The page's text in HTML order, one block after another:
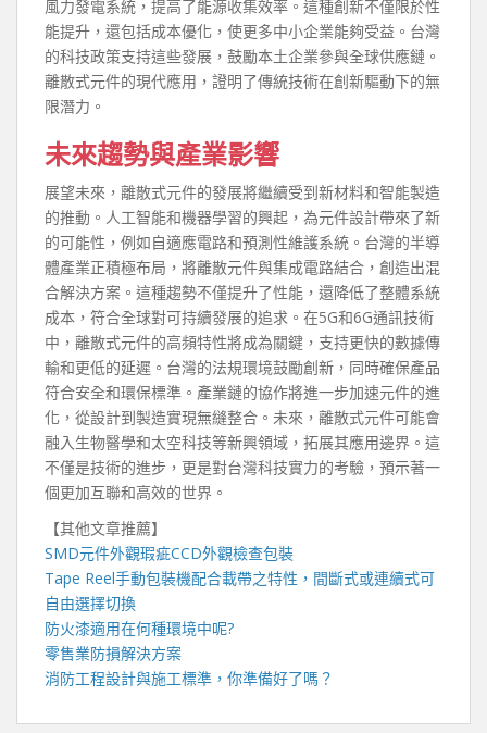
風力發電系統，提高了能源收集效率。這種創新不僅限於性
能提升，還包括成本優化，使更多中小企業能夠受益。台灣
的科技政策支持這些發展，鼓勵本土企業參與全球供應鏈。
離散式元件的現代應用，證明了傳統技術在創新驅動下的無
限潛力。
未來趨勢與產業影響
展望未來，離散式元件的發展將繼續受到新材料和智能製造
的推動。人工智能和機器學習的興起，為元件設計帶來了新
的可能性，例如自適應電路和預測性維護系統。台灣的半導
體產業正積極布局，將離散元件與集成電路結合，創造出混
合解決方案。這種趨勢不僅提升了性能，還降低了整體系統
成本，符合全球對可持續發展的追求。在5G和6G通訊技術
中，離散式元件的高頻特性將成為關鍵，支持更快的數據傳
輸和更低的延遲。台灣的法規環境鼓勵創新，同時確保產品
符合安全和環保標準。產業鏈的協作將進一步加速元件的進
化，從設計到製造實現無縫整合。未來，離散式元件可能會
融入生物醫學和太空科技等新興領域，拓展其應用邊界。這
不僅是技術的進步，更是對台灣科技實力的考驗，預示著一
個更加互聯和高效的世界。
【其他文章推薦】
SMD元件外觀瑕疵CCD外觀檢查包裝
Tape Reel手動包裝機配合載帶之特性，間斷式或連續式可
自由選擇切換
防火漆適用在何種環境中呢?
零售業防損解決方案
消防工程設計與施工標準，你準備好了嗎？